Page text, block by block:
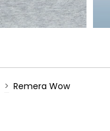
> Remera Wow